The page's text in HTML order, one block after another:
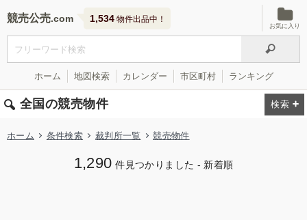
競売公売 1,534 物件出品中！
お気に入り
ホーム 地図検索 カレンダー 市区町村 ランキング
全国の競売物件
ホーム 条件検索 裁判所一覧 競売物件
1,290 件見つかりました - 新着順